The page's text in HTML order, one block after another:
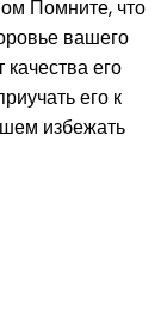
Помните, что
вашего
его
его к
избежать